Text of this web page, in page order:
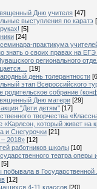
Дню учителя [47]
выступления по каратэ
[5]
[24]
практикума
знать о своих правах на ЕГЭ
регионального
[19]
день толерантности
этап Всероссийского
собрание
Дню матери [29]
"Дети детям" [17]
творчества
«Карлсон, который живет на
и Снегурочки [21]
– 2018» [12]
работников школы [10]
театра оперы
[5]
побывала в
[12]
4-11 классов [20]